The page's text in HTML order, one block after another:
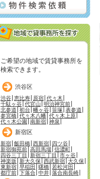
ご希望の地域で賃貸事務所を
検索できます。
渋谷区
渋谷 恵比寿 原宿 代々木
千駄ヶ谷 代官山 明治神宮前
北参道 初台 幡ヶ谷 笹塚 表参道
参宮橋 代々木八幡 代々木上原
代々木公園
南新宿 神泉
新宿区
新宿 飯田橋 西新宿 四ツ谷
新宿御苑前 高田馬場 信濃町
四谷三丁目
新宿三丁目
市ヶ谷
神楽坂
新大久保 西武新宿 大久保
東新宿 早稲田 曙橋 若松河田
都庁前 下落合 中井 落合南長崎